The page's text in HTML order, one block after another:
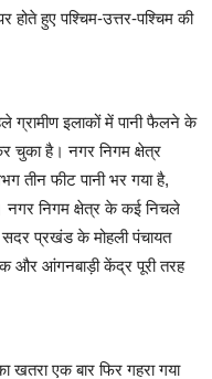
हुए पश्चिम-उत्तर-पश्चिम की
ग्रामीण इलाकों में पानी फैलने के
चुका है। नगर निगम क्षेत्र
तीन फीट पानी भर गया है,
नगर निगम क्षेत्र के कई निचले
सदर प्रखंड के मोहली पंचायत
और आंगनबाड़ी केंद्र पूरी तरह
खतरा एक बार फिर गहरा गया